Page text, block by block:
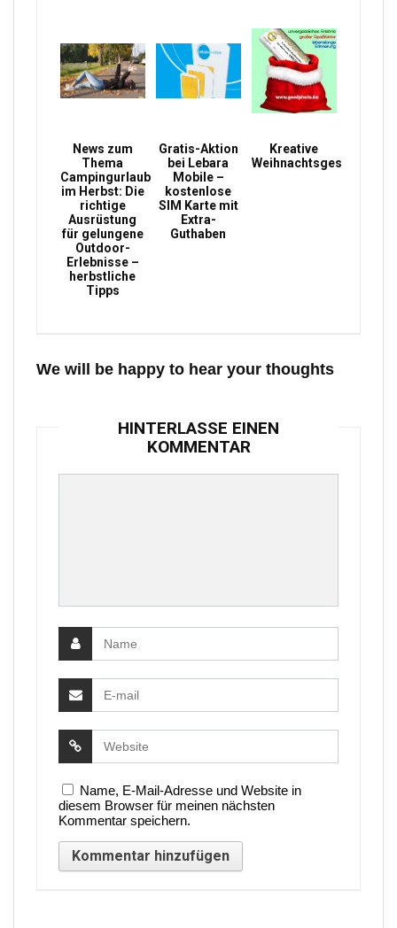
News zum
Thema
Campingurlaub
im Herbst: Die
richtige
Ausrüstung
für gelungene
Outdoor-
Erlebnisse –
herbstliche
Tipps
Gratis-Aktion
bei Lebara
Mobile –
kostenlose
SIM Karte mit
Extra-
Guthaben
Kreative
Weihnachtsgeschenke
We will be happy to hear your thoughts
HINTERLASSE EINEN
KOMMENTAR
Name, E-Mail-Adresse und Website in
diesem Browser für meinen nächsten
Kommentar speichern.